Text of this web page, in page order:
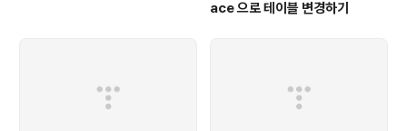
ace 으로 테이블 변경하기